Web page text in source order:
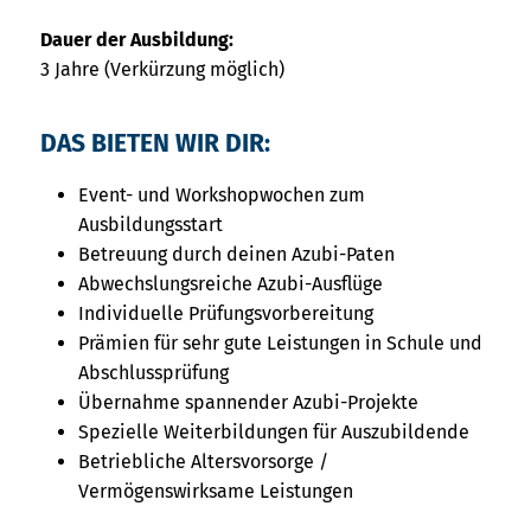
Dauer der Ausbildung:
3 Jahre (Verkürzung möglich)
DAS BIETEN WIR DIR:
Event- und Workshopwochen zum
Ausbildungsstart
Betreuung durch deinen Azubi-Paten
Abwechslungsreiche Azubi-Ausflüge
Individuelle Prüfungsvorbereitung
Prämien für sehr gute Leistungen in Schule und
Abschlussprüfung
Übernahme spannender Azubi-Projekte
Spezielle Weiterbildungen für Auszubildende
Betriebliche Altersvorsorge /
Vermögenswirksame Leistungen